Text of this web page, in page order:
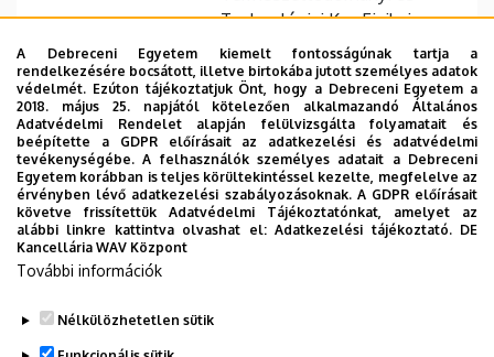
Technológiai Kar, Fizikai
Intézet, Villamosmérnöki
Tanszék
E-mail cím kiki@science.unideb.hu
Cím 4026 Debrecen, Bem tér 18.
Épület Fizikai Intézet I. épület
Emelet, ajtó
A Debreceni Egyetem kiemelt fontosságúnak tartja a
rendelkezésére bocsátott, illetve birtokába jutott személyes adatok
védelmét. Ezúton tájékoztatjuk Önt, hogy a Debreceni Egyetem a
2018. május 25. napjától kötelezően alkalmazandó Általános
Adatvédelmi Rendelet alapján felülvizsgálta folyamatait és
beépítette a GDPR előírásait az adatkezelési és adatvédelmi
tevékenységébe. A felhasználók személyes adatait a Debreceni
Egyetem korábban is teljes körültekintéssel kezelte, megfelelve az
érvényben lévő adatkezelési szabályozásoknak. A GDPR előírásait
követve frissítettük Adatvédelmi Tájékoztatónkat, amelyet az
alábbi linkre kattintva olvashat el:Adatkezelési tájékoztató. DE
Kancellária WAV Központ
További információk
Nélkülözhetetlen sütik